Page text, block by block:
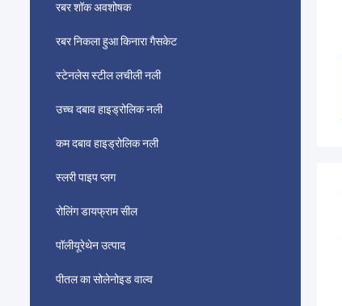
रबर शॉक अवशोषक
रबर निकला हुआ किनारा गैसकेट
स्टेनलेस स्टील लचीली नली
उच्च दबाव हाइड्रोलिक नली
कम दबाव हाइड्रोलिक नली
स्लरी पाइप प्लग
रोलिंग डायफ्राम सील
पॉलीयूरेथेन उत्पाद
पीतल का सोलेनोइड वाल्व